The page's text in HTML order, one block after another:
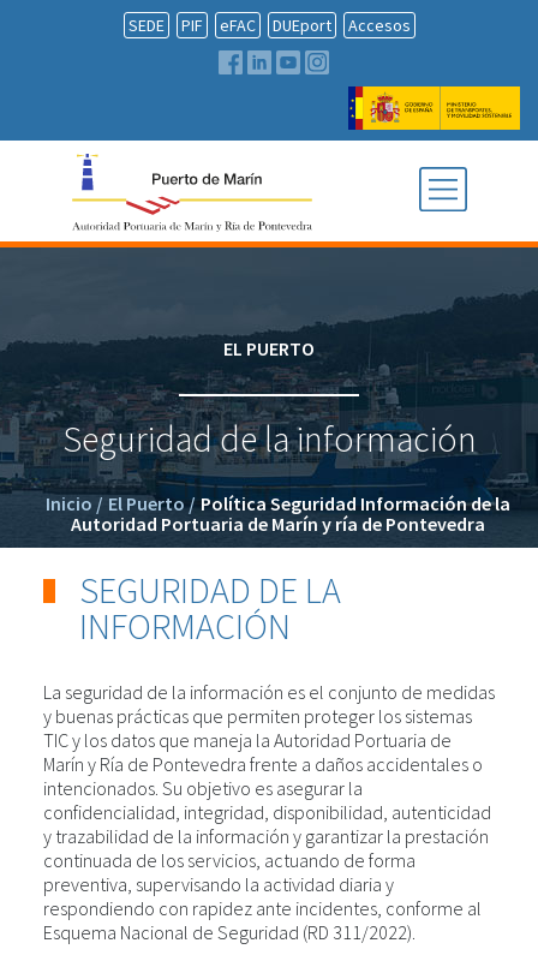
SEDE PIF eFAC DUEport Accesos
EL PUERTO
Seguridad de la información
Inicio/ El Puerto/ Política Seguridad Información de la
Autoridad Portuaria de Marín y ría de Pontevedra
SEGURIDAD DE LA
INFORMACIÓN
La seguridad de la información es el conjunto de medidas
y buenas prácticas que permiten proteger los sistemas
TIC y los datos que maneja la Autoridad Portuaria de
Marín y Ría de Pontevedra frente a daños accidentales o
intencionados. Su objetivo es asegurar la
confidencialidad, integridad, disponibilidad, autenticidad
y trazabilidad de la información y garantizar la prestación
continuada de los servicios, actuando de forma
preventiva, supervisando la actividad diaria y
respondiendo con rapidez ante incidentes, conforme al
Esquema Nacional de Seguridad (RD 311/2022).